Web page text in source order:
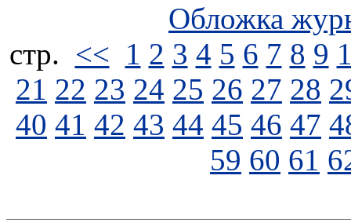
Обложка
стp. << 1 2 3 4 5 6 7 8 9
21 22 23 24 25 26 27 28
40 41 42 43 44 45 46 47
59 60 61